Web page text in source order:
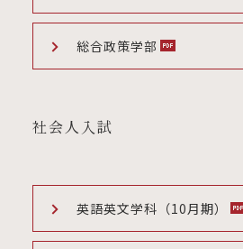
総合政策学部
社会人入試
英語英文学科（10月期）